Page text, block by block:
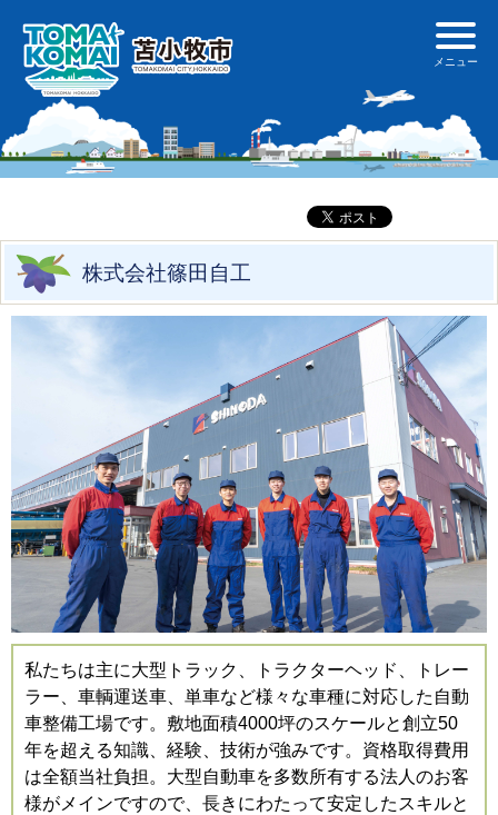
株式会社篠田自工
私たちは主に大型トラック、トラクターヘッド、トレー
ラー、車輌運送車、単車など様々な車種に対応した自動
車整備工場です。敷地面積4000坪のスケールと創立50
年を超える知識、経験、技術が強みです。資格取得費用
は全額当社負担。大型自動車を多数所有する法人のお客
様がメインですので、長きにわたって安定したスキルと